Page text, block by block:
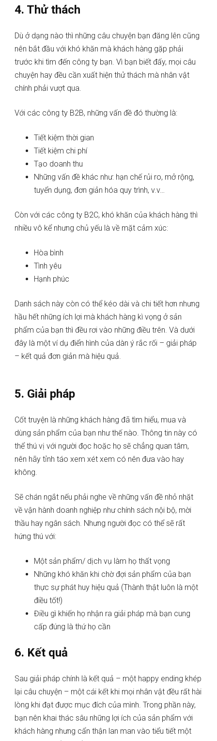
4. Thử thách
Dù ở dạng nào thì những câu chuyện bạn đăng lên cũng
nên bắt đầu với khó khăn mà khách hàng gặp phải
trước khi tìm đến công ty bạn. Vì bạn biết đấy, mọi câu
chuyện hay đều cần xuất hiện thử thách mà nhân vật
chính phải vượt qua.
Với các công ty B2B, những vấn đề đó thường là:
Tiết kiệm thời gian
Tiết kiệm chi phí
Tạo doanh thu
Những vấn đề khác như: hạn chế rủi ro, mở rộng,
tuyển dụng, đơn giản hóa quy trình, v.v…
Còn với các công ty B2C, khó khăn của khách hàng thì
nhiều vô kể nhưng chủ yếu là về mặt cảm xúc:
Hòa bình
Tình yêu
Hạnh phúc
Danh sách này còn có thể kéo dài và chi tiết hơn nhưng
hầu hết những ích lợi mà khách hàng kì vọng ở sản
phẩm của bạn thì đều rơi vào những điều trên. Và dưới
đây là một ví dụ điển hình của dàn ý rắc rối – giải pháp
– kết quả đơn giản mà hiệu quả.
5. Giải pháp
Cốt truyện là những khách hàng đã tìm hiểu, mua và
dùng sản phẩm của bạn như thế nào. Thông tin này có
thể thú vị với người đọc hoặc họ sẽ chẳng quan tâm,
nên hãy tỉnh táo xem xét xem có nên đưa vào hay
không.
Sẽ chán ngắt nếu phải nghe về những vấn đề nhỏ nhặt
về vận hành doanh nghiệp như chính sách nội bộ, mời
thầu hay ngân sách. Nhưng người đọc có thể sẽ rất
hứng thú với:
Một sản phẩm/ dịch vụ làm họ thất vọng
Những khó khăn khi chờ đợi sản phẩm của bạn
thực sự phát huy hiệu quả (Thành thật luôn là một
điều tốt!)
Điều gì khiến họ nhận ra giải pháp mà bạn cung
cấp đúng là thứ họ cần
6. Kết quả
Sau giải pháp chính là kết quả – một happy ending khép
lại câu chuyện – một cái kết khi mọi nhân vật đều rất hài
lòng khi đạt được mục đích của mình. Trong phần này,
bạn nên khai thác sâu những lợi ích của sản phẩm với
khách hàng nhưng cẩn thận lan man vào tiểu tiết một